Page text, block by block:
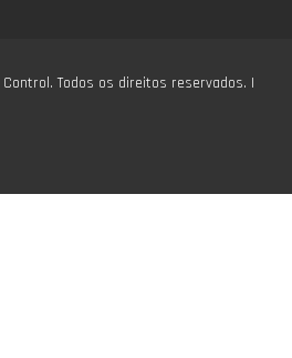
Todos os direitos reservados. |